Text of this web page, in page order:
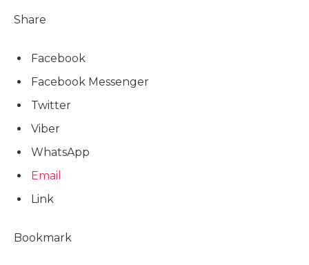
Share
Facebook
Facebook Messenger
Twitter
Viber
WhatsApp
Email
Link
Bookmark